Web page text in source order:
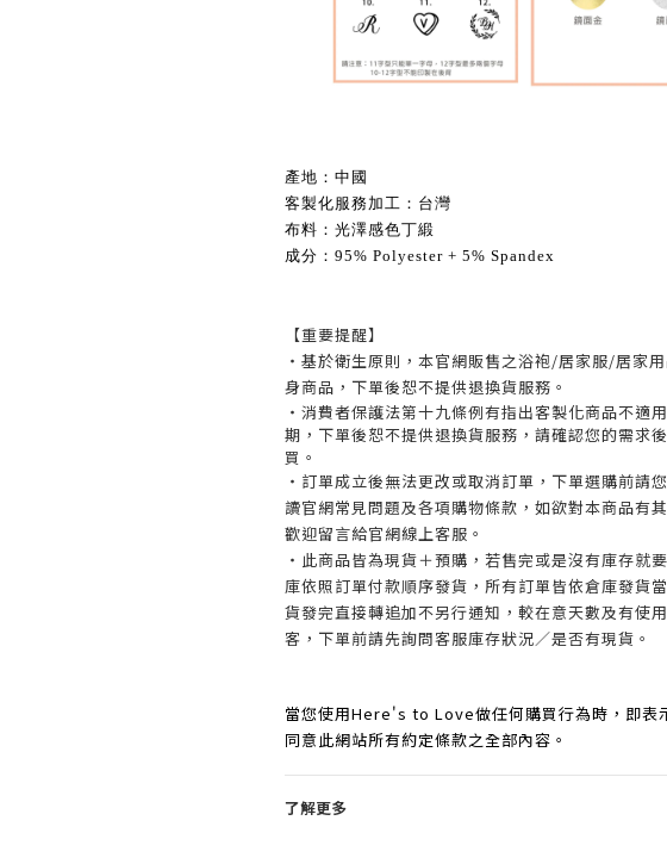
產地：中國
客製化服務加工：台灣
布料：光澤感色丁緞
成分：95% Polyester + 5% Spandex
【重要提醒】
・基於衛生原則，本官網販售之浴袍/居家服/居家
身商品，下單後恕不提供退換貨服務。
・消費者保護法第十九條例有指出客製化商品不適
期，下單後恕不提供退換貨服務，請確認您的需求
買。
・訂單成立後無法更改或取消訂單， 下單選購前請
讀官網常見問題及各項購物條款，如欲對本商品有
歡迎留言給官網線上客服。
・此商品皆為現貨＋預購，若售完或是沒有庫存就
庫依照訂單付款順序發貨，所有訂單皆依倉庫發貨
貨發完直接轉追加不另行通知，較在意天數及有使
客，下單前請先詢問客服庫存狀況／是否有現貨。
當您使用Here's to Love做任何購買行為時，即表
同意此網站所有約定條款之全部內容。
了解更多